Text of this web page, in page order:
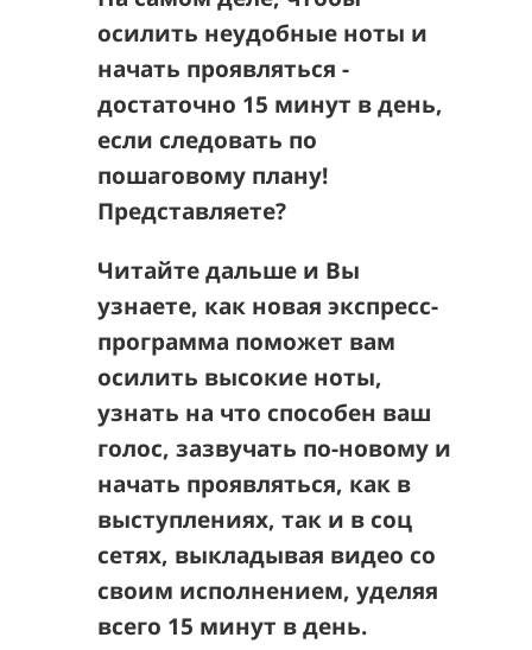
осилить неудобные ноты и
начать проявляться -
достаточно 15 минут в день,
если следовать по
пошаговому плану!
Представляете?
Читайте дальше и Вы
узнаете, как новая экспресс-
программа поможет вам
осилить высокие ноты,
узнать на что способен ваш
голос, зазвучать по-новому и
начать проявляться, как в
выступлениях, так и в соц
сетях, выкладывая видео со
своим исполнением, уделяя
всего 15 минут в день.